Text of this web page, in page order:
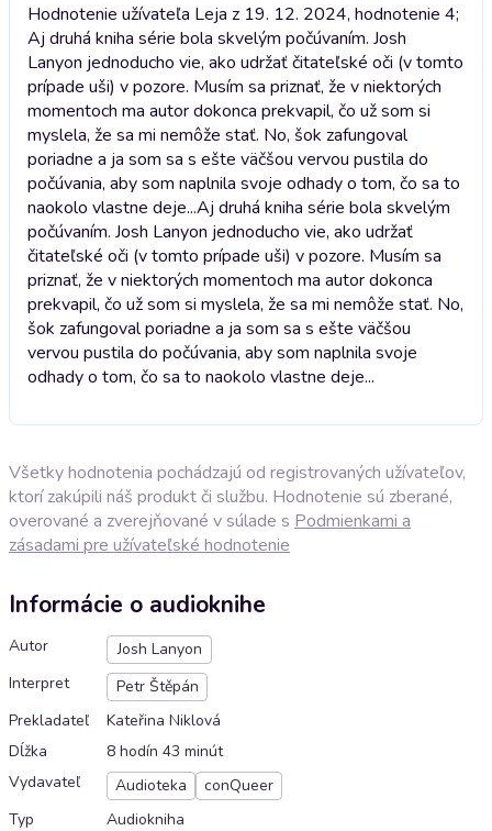
Hodnotenie užívateľa Leja z 19. 12. 2024, hodnotenie 4;
Aj druhá kniha série bola skvelým počúvaním. Josh
Lanyon jednoducho vie, ako udržať čitateľské oči (v tomto
prípade uši) v pozore. Musím sa priznať, že v niektorých
momentoch ma autor dokonca prekvapil, čo už som si
myslela, že sa mi nemôže stať. No, šok zafungoval
poriadne a ja som sa s ešte väčšou vervou pustila do
počúvania, aby som naplnila svoje odhady o tom, čo sa to
naokolo vlastne deje...Aj druhá kniha série bola skvelým
počúvaním. Josh Lanyon jednoducho vie, ako udržať
čitateľské oči (v tomto prípade uši) v pozore. Musím sa
priznať, že v niektorých momentoch ma autor dokonca
prekvapil, čo už som si myslela, že sa mi nemôže stať. No,
šok zafungoval poriadne a ja som sa s ešte väčšou
vervou pustila do počúvania, aby som naplnila svoje
odhady o tom, čo sa to naokolo vlastne deje...
Všetky hodnotenia pochádzajú od registrovaných užívateľov,
ktorí zakúpili náš produkt či službu. Hodnotenie sú zberané,
overované a zverejňované v súlade s Podmienkami a
zásadami pre užívateľské hodnotenie
Informácie o audioknihe
Autor
Josh Lanyon
Interpret
Petr Štěpán
Prekladateľ
Kateřina Niklová
Dĺžka
8 hodín 43 minút
Vydavateľ
Audioteka
conQueer
Typ
Audiokniha